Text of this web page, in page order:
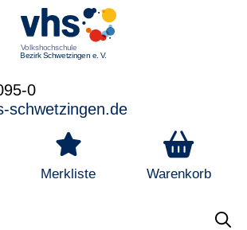
0
schwetzingen.de
Merkliste Warenkorb